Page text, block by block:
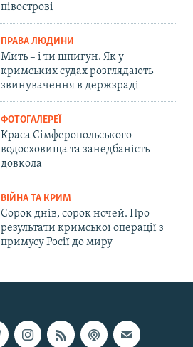
півострові
ПРАВА ЛЮДИНИ
Мить – і ти шпигун. Як у
кримських судах розглядають
звинувачення в держзраді
ФОТОГАЛЕРЕЇ
Краса Сімферопольського
водосховища та занедбаність
довкола
ВІЙНА ТА КРИМ
Сорок днів, сорок ночей. Про
результати кримської операції з
примусу Росії до миру